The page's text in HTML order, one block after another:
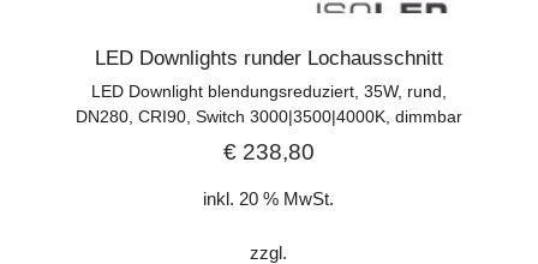
LED Downlights runder Lochausschnitt
LED Downlight blendungsreduziert, 35W, rund,
DN280, CRI90, Switch 3000|3500|4000K, dimmbar
€238,80
inkl. 20 % MwSt.
zzgl.